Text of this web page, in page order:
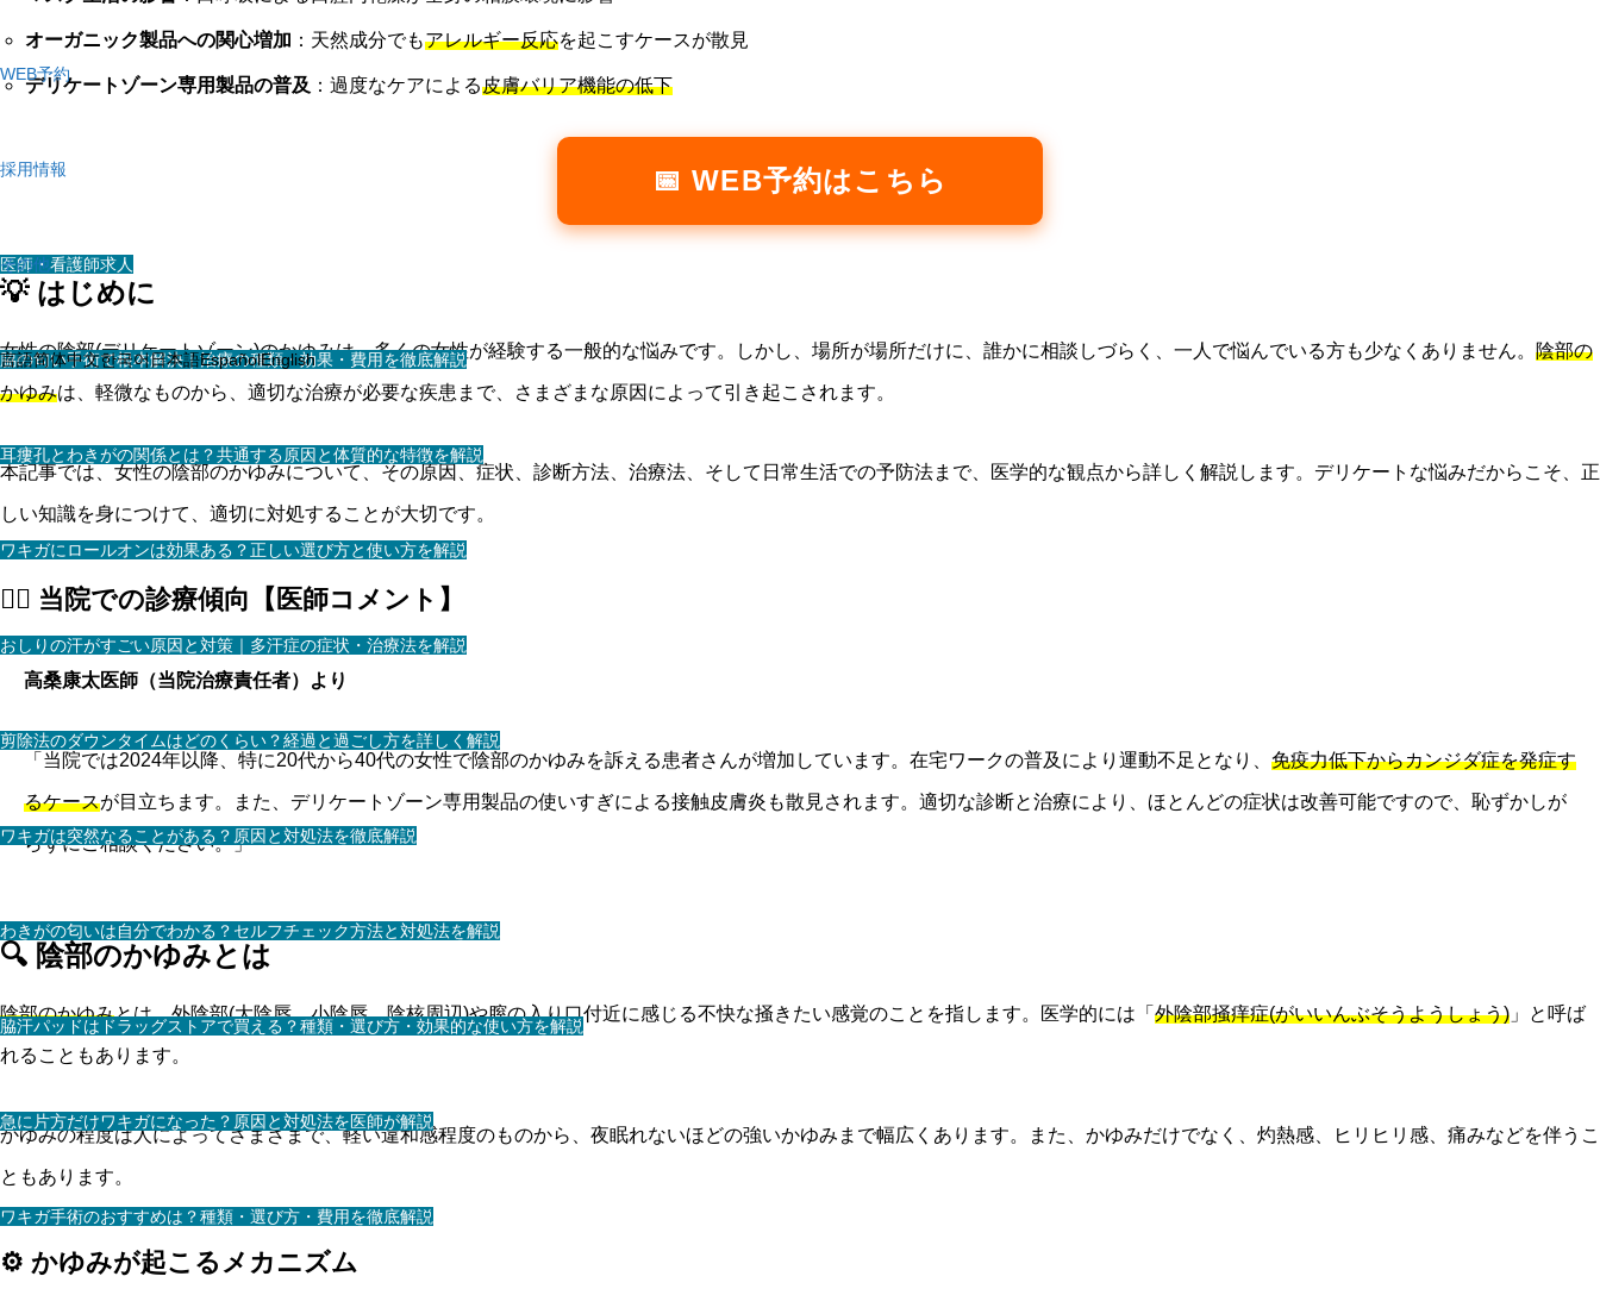
WEB予約
採用情報
医師・看護師求人
スタッフ求人
その他
脇の匂い手術で根本解決｜治療の種類・効果・費用を徹底解説
耳瘻孔とわきがの関係とは？共通する原因と体質的な特徴を解説
ワキガにロールオンは効果ある？正しい選び方と使い方を解説
おしりの汗がすごい原因と対策｜多汗症の症状・治療法を解説
剪除法のダウンタイムはどのくらい？経過と過ごし方を詳しく解説
ワキガは突然なることがある？原因と対処法を徹底解説
わきがの匂いは自分でわかる？セルフチェック方法と対処法を解説
脇汗パッドはドラッグストアで買える？種類・選び方・効果的な使い方を解説
急に片方だけワキガになった？原因と対処法を医師が解説
ワキガ手術のおすすめは？種類・選び方・費用を徹底解説
言語简体中文한국어日本語EspañolEnglish
オーガニック製品への関心増加 ：天然成分でもアレルギー反応を起こすケースが散見
デリケートゾーン専用製品の普及 ：過度なケアによる皮膚バリア機能の低下
📅 WEB予約はこちら
💡 はじめに
女性の陰部(デリケートゾーン)のかゆみは、多くの女性が経験する一般的な悩みです。しかし、場所が場所だけに、誰かに相談しづらく、一人で悩んでいる方も少なくありません。 陰部の
かゆみは、軽微なものから、適切な治療が必要な疾患まで、さまざまな原因によって引き起こされます。
本記事では、女性の陰部のかゆみについて、その原因、症状、診断方法、治療法、そして日常生活での予防法まで、医学的な観点から詳しく解説します。デリケートな悩みだからこそ、正
しい知識を身につけて、適切に対処することが大切です。
👨‍⚕️ 当院での診療傾向【医師コメント】
高桑康太医師（当院治療責任者）より
「当院では2024年以降、特に20代から40代の女性で陰部のかゆみを訴える患者さんが増加しています。在宅ワークの普及により運動不足となり、 免疫力低下からカンジダ症を発症す
るケースが目立ちます。また、デリケートゾーン専用製品の使いすぎによる接触皮膚炎も散見されます。適切な診断と治療により、ほとんどの症状は改善可能ですので、恥ずかしが
らずにご相談ください。」
🔍 陰部のかゆみとは
陰部のかゆみとは、外陰部(大陰唇、小陰唇、陰核周辺)や膣の入り口付近に感じる不快な掻きたい感覚のことを指します。医学的には「 外陰部掻痒症(がいいんぶそうようしょう) 」と呼ば
れることもあります。
かゆみの程度は人によってさまざまで、軽い違和感程度のものから、夜眠れないほどの強いかゆみまで幅広くあります。また、かゆみだけでなく、灼熱感、ヒリヒリ感、痛みなどを伴うこ
ともあります。
⚙️ かゆみが起こるメカニズム